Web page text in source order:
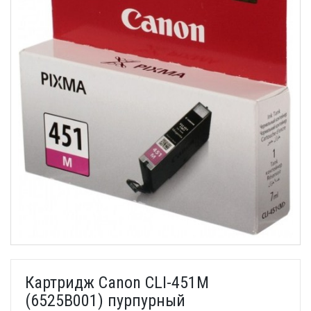
Картридж Canon CLI-451M
(6525B001) пурпурный